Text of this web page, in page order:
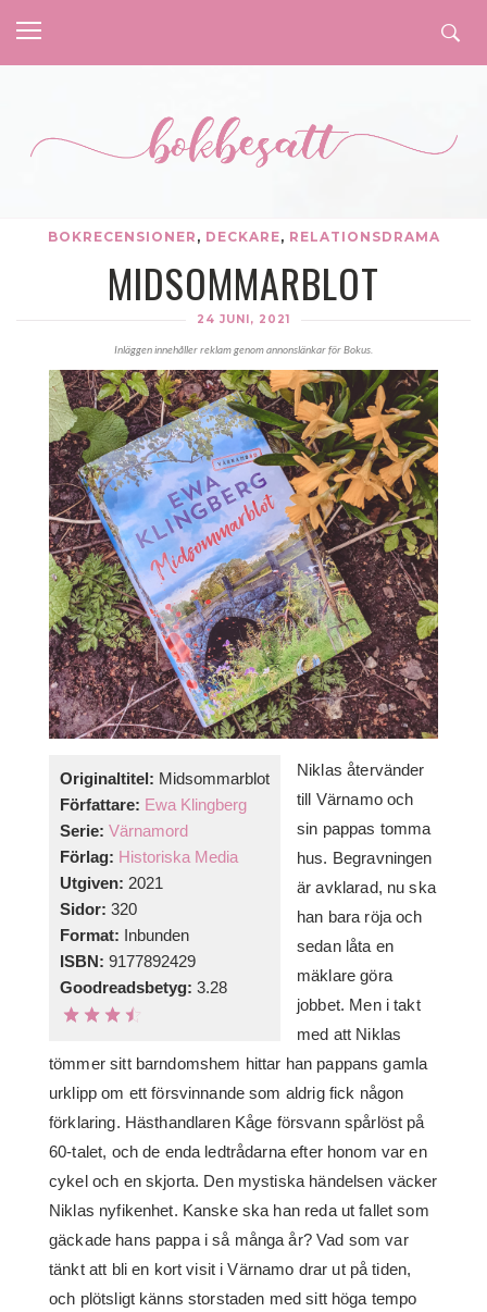
BOKRECENSIONER , DECKARE, RELATIONSDRAMA
MIDSOMMARBLOT
24 JUNI, 2021
Inläggen innehåller reklam genom annonslänkar för Bokus.
Originaltitel: Midsommarblot
Författare: Ewa Klingberg
Serie: Värnamord
Förlag: Historiska Media
Utgiven: 2021
Sidor: 320
Format: Inbunden
ISBN: 9177892429
Goodreadsbetyg: 3.28
Niklas återvänder
till Värnamo och
sin pappas tomma
hus. Begravningen
är avklarad, nu ska
han bara röja och
sedan låta en
mäklare göra
jobbet. Men i takt
med att Niklas
tömmer sitt barndomshem hittar han pappans gamla
urklipp om ett försvinnande som aldrig fick någon
förklaring. Hästhandlaren Kåge försvann spårlöst på
60-talet, och de enda ledtrådarna efter honom var en
cykel och en skjorta. Den mystiska händelsen väcker
Niklas nyfikenhet. Kanske ska han reda ut fallet som
gäckade hans pappa i så många år? Vad som var
tänkt att bli en kort visit i Värnamo drar ut på tiden,
och plötsligt känns storstaden med sitt höga tempo